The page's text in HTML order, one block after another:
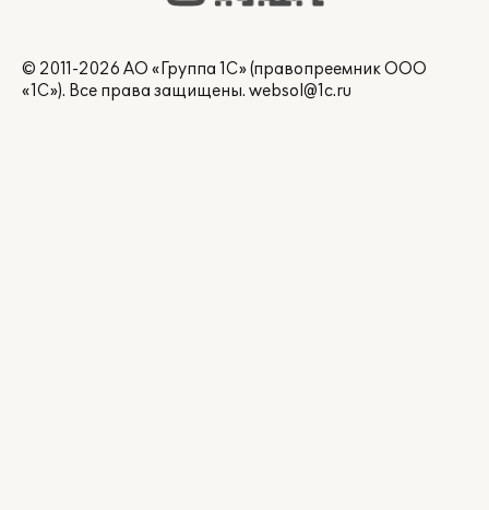
© 2011-2026 АО «Группа 1С» (правопреемник ООО
«1С»). Все права защищены. websol@1c.ru